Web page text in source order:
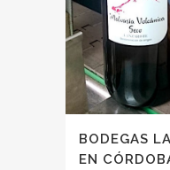
BODEGAS
EN